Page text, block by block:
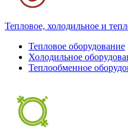
Тепловое, холодильное и
Тепловое оборудование
Холодильное
Теплообменное